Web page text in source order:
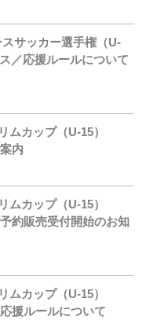
サッカー選手権（U-
／応援ルールについて
ムカップ（U-15）
内
ムカップ（U-15）
約販売受付開始のお知
ムカップ（U-15）
援ルールについて